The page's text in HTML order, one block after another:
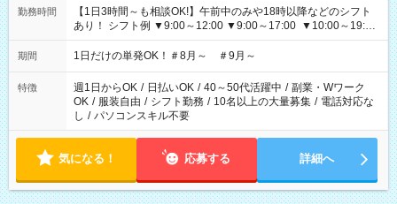
勤務時間
【1日3時間～も相談OK!】午前中のみや18時以降などのシフト
あり！ シフト例 ▼9:00～12:00 ▼9:00～17:00 ▼10:00～19:00
▼18:00～21:00
期間 1日だけの単発OK！＃8月～ ＃9月～
特徴 週1日からOK / 日払いOK / 40～50代活躍中 / 副業・Wワーク
OK / 服装自由 / シフト勤務 / 10名以上の大量募集 / 電話対応な
し / パソコンスキル不要
気になる！ 応募する 詳細へ